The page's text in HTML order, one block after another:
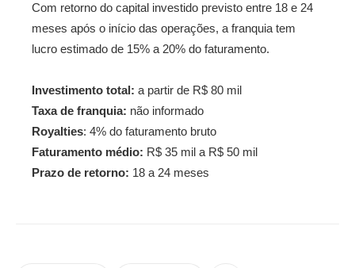
Com retorno do capital investido previsto entre 18 e 24
meses após o início das operações, a franquia tem
lucro estimado de 15% a 20% do faturamento.
Investimento total: a partir de R$ 80 mil
Taxa de franquia: não informado
Royalties: 4% do faturamento bruto
Faturamento médio: R$ 35 mil a R$ 50 mil
Prazo de retorno: 18 a 24 meses